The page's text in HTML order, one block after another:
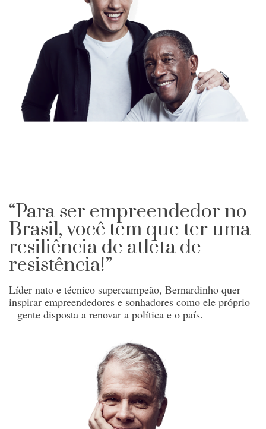
“Para ser empreendedor no
Brasil, você tem que ter uma
resiliência de atleta de
resistência!”
Líder nato e técnico supercampeão, Bernardinho quer
inspirar empreendedores e sonhadores como ele próprio
– gente disposta a renovar a política e o país.